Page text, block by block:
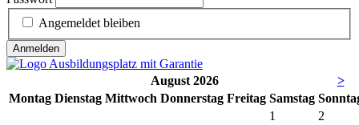
Angemeldet bleiben
Anmelden
August 2026
>
Montag Dienstag Mittwoch Donnerstag Freitag Samstag So
1
2